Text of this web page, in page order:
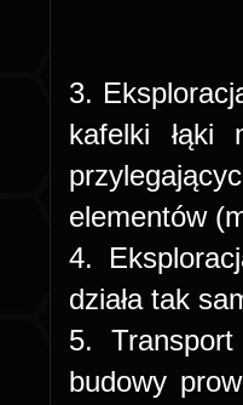
3.
kafelki łąki
elementów
4.
działa tak
5.
budowy